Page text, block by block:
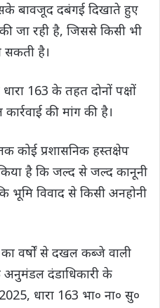
बावजूद दबंगई दिखाते हुए
की जा रही है, जिससे किसी भी
सकती है।
163 के तहत दोनों पक्षों
की मांग की है।
कोई प्रशासनिक हस्तक्षेप
है कि जल्द से जल्द कानूनी
भूमि विवाद से किसी अनहोनी
वर्षों से दखल कब्जे वाली
दंडाधिकारी के
धारा 163 भा० ना० सु०